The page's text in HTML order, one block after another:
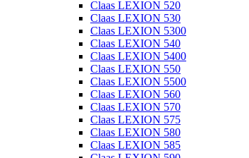
Claas LEXION 520
Claas LEXION 530
Claas LEXION 5300
Claas LEXION 540
Claas LEXION 5400
Claas LEXION 550
Claas LEXION 5500
Claas LEXION 560
Claas LEXION 570
Claas LEXION 575
Claas LEXION 580
Claas LEXION 585